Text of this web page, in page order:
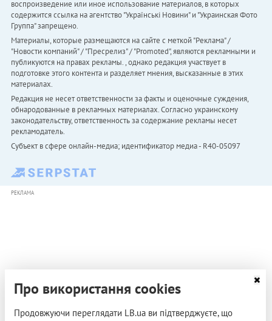
воспроизведение или иное использование материалов, в которых
содержится ссылка на агентство "Українськi Новини" и "Украинская Фото
Группа" запрещено.
Материалы, которые размещаются на сайте с меткой "Реклама" /
"Новости компаний" / "Пресрелиз" / "Promoted", являются рекламными и
публикуются на правах рекламы. , однако редакция участвует в
подготовке этого контента и разделяет мнения, высказанные в этих
материалах.
Редакция не несет ответственности за факты и оценочные суждения,
обнародованные в рекламных материалах. Согласно украинскому
законодательству, ответственность за содержание рекламы несет
рекламодатель.
Субъект в сфере онлайн-медиа; идентификатор медиа - R40-05097
РЕКЛАМА
Про використання cookies
Продовжуючи переглядати LB.ua ви підтверджуєте, що